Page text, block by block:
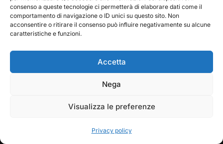
consenso a queste tecnologie ci permetterà di elaborare dati come il
comportamento di navigazione o ID unici su questo sito. Non
acconsentire o ritirare il consenso può influire negativamente su alcune
caratteristiche e funzioni.
Accetta
Nega
Visualizza le preferenze
Privacy policy
Copyright © 2026 — Frasassi Climbing Festival. All
Rights Reserved